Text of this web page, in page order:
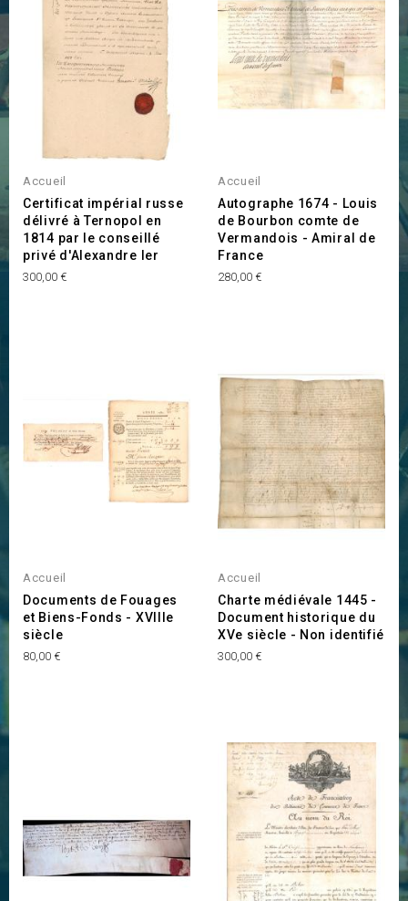
Accueil
Certificat impérial russe
délivré à Ternopol en
1814 par le conseillé
privé d'Alexandre Ier
Prix
300,00 €
Accueil
Autographe 1674 - Louis
de Bourbon comte de
Vermandois - Amiral de
France
Prix
280,00 €
Accueil
Documents de Fouages
et Biens-Fonds - XVIIIe
siècle
Prix
80,00 €
Accueil
Charte médiévale 1445 -
Document historique du
XVe siècle - Non identifié
Prix
300,00 €